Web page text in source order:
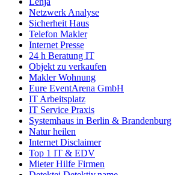
Netzwerk Analyse
Sicherheit Haus
Telefon Makler
Internet Presse
24 h Beratung IT
Objekt zu verkaufen
Makler Wohnung
Eure EventArena GmbH
IT Arbeitsplatz
IT Service Praxis
Systemhaus in Berlin & Brandenburg
Natur heilen
Internet Disclaimer
Top 1 IT & EDV
Mieter Hilfe Firmen